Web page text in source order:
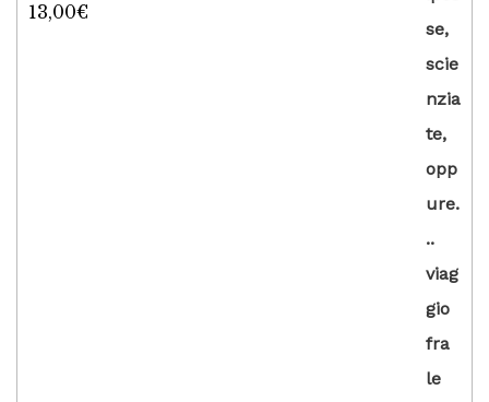
Valutato
13,00€